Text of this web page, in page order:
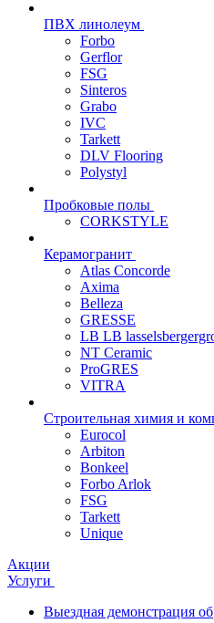
ПВХ линолеум
Forbo
Gerflor
FSG
Sinteros
Grabo
IVC
Tarkett
DLV Flooring
Polystyl
Пробковые полы
CORKSTYLE
Керамогранит
Atlas Concorde
Axima
Belleza
GRESSE
LB LB
NT Ceramic
ProGRES
VITRA
Строительная химия и
Eurocol
Arbiton
Bonkeel
Forbo Arlok
FSG
Tarkett
Unique
Акции
Услуги
Выездная демонстрация